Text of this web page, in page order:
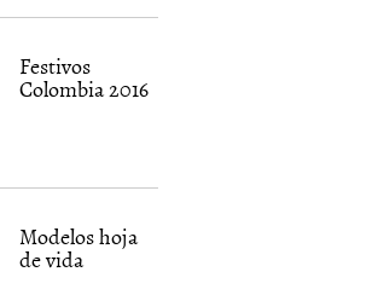
Festivos
Colombia 2016
Modelos hoja
de vida